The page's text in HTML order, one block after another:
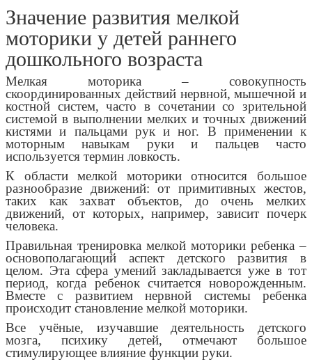
Значение развития мелкой
моторики у детей раннего
дошкольного возраста
Мелкая моторика – совокупность
скоординированных действий нервной, мышечной и
костной систем, часто в сочетании со зрительной
системой в выполнении мелких и точных движений
кистями и пальцами рук и ног. В применении к
моторным навыкам руки и пальцев часто
используется термин ловкость.
К области мелкой моторики относится большое
разнообразие движений: от примитивных жестов,
таких как захват объектов, до очень мелких
движений, от которых, например, зависит почерк
человека.
Правильная тренировка мелкой моторики ребенка –
основополагающий аспект детского развития в
целом. Эта сфера умений закладывается уже в тот
период, когда ребенок считается новорожденным.
Вместе с развитием нервной системы ребенка
происходит становление мелкой моторики.
Все учёные, изучавшие деятельность детского
мозга, психику детей, отмечают большое
стимулирующее влияние функции руки.